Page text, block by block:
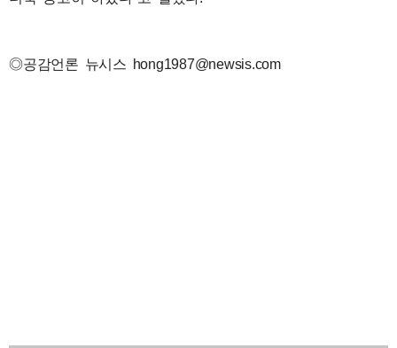
◎공감언론 뉴시스 hong1987@newsis.com